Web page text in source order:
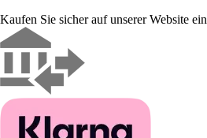
Kaufen Sie sicher auf unserer Website ein